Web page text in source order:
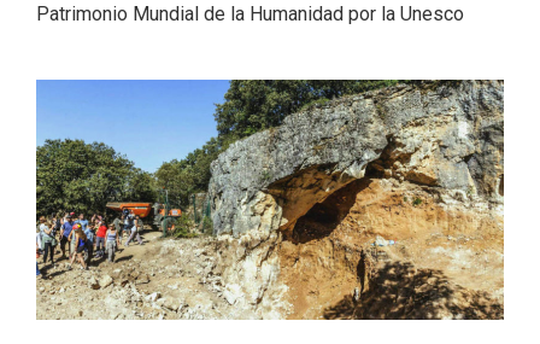
Patrimonio Mundial de la Humanidad por la Unesco